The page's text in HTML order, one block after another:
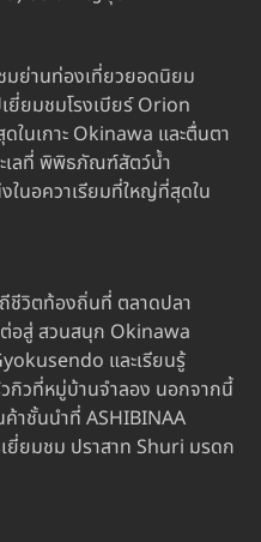
มย่านท่องเที่ยวยอดนิยม
ยี่ยมชมโรงเบียร์ Orion
นเกาะ Okinawa และตื่นตา
เลที่ พิพิธภัณฑ์สัตว์น้ำ
นอควาเรียมที่ใหญ่ที่สุดใน
ชีวิตท้องถิ่นที่ ตลาดปลา
อสู่ สวนสนุก Okinawa
และเรียนรู้
วที่หมู่บ้านจำลอง นอกจากนี้
าชั้นนำที่ ASHIBINAA
ยมชม ปราสาท Shuri มรดก